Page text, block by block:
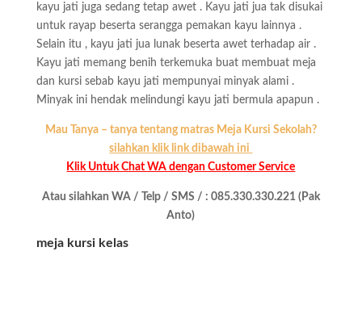
kayu jati juga sedang tetap awet . Kayu jati jua tak disukai
untuk rayap beserta serangga pemakan kayu lainnya .
Selain itu , kayu jati jua lunak beserta awet terhadap air .
Kayu jati memang benih terkemuka buat membuat meja
dan kursi sebab kayu jati mempunyai minyak alami .
Minyak ini hendak melindungi kayu jati bermula apapun .
Mau Tanya – tanya tentang matras Meja Kursi Sekolah?
silahkan klik link dibawah ini
Klik Untuk Chat WA dengan Customer Service
Atau silahkan WA / Telp / SMS / : 085.330.330.221 (Pak
Anto)
meja kursi kelas